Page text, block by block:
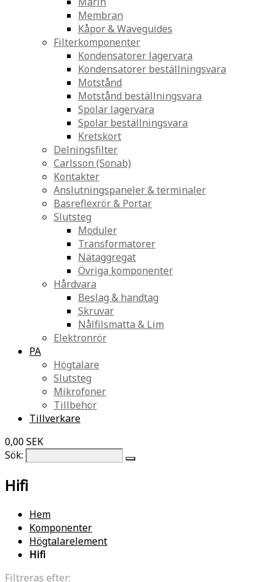
Membran
Kåpor & Waveguides
Filterkomponenter
Kondensatorer lagervara
Kondensatorer beställningsvara
Motstånd
Motstånd beställningsvara
Spolar lagervara
Spolar beställningsvara
Kretskort
Delningsfilter
Carlsson (Sonab)
Kontakter
Anslutningspaneler & terminaler
Basreflexrör & Portar
Slutsteg
Moduler
Transformatorer
Nätaggregat
Övriga komponenter
Hårdvara
Beslag & handtag
Skruvar
Nålfilsmatta & Lim
Elektronrör
PA
Högtalare
Slutsteg
Mikrofoner
Tillbehör
Tillverkare
0,00 SEK
Sök:
Hifi
Hem
Komponenter
Högtalarelement
Hifi
Filtreras efter: